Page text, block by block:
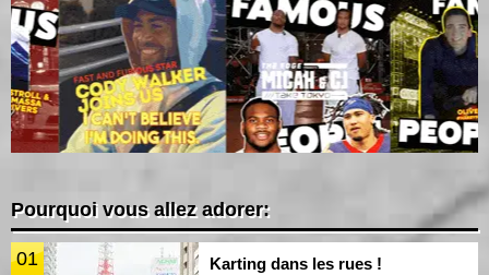
Pourquoi vous allez adorer:
01 Karting dans les rues !